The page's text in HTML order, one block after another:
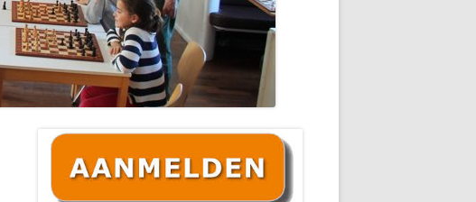
Hoofd
sidebar